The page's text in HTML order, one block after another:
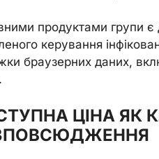
продуктами групи є
керування
браузерних даних,
ЦІНА ЯК